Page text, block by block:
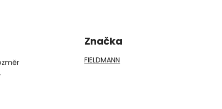
Značka
FIELDMANN